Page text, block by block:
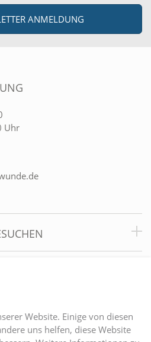
ANMELDUNG
Uhr
Website. Einige von diesen
uns helfen, diese Website